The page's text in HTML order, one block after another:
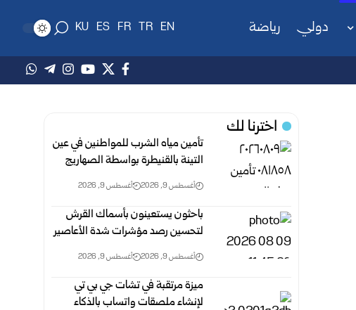
دولي رياضة EN
TR
FR
ES
KU
اخترنا لك
تأمين مياه الشرب للمواطنين في عين
التينة بالقنيطرة ‏بواسطة الصهاريج
أغسطس 9, 2026 أغسطس 9, 2026
باحثون يستعينون بأسماك القرش
لتحسين رصد مؤشرات شدة الأعاصير
أغسطس 9, 2026 أغسطس 9, 2026
ميزة مرتقبة في تشات جي بي تي
لإنشاء ملصقات واتساب بالذكاء